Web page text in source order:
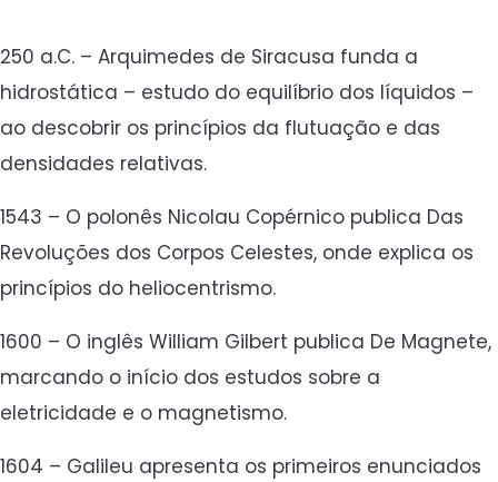
250 a.C. – Arquimedes de Siracusa funda a
hidrostática – estudo do equilíbrio dos líquidos –
ao descobrir os princípios da flutuação e das
densidades relativas.
1543 – O polonês Nicolau Copérnico publica Das
Revoluções dos Corpos Celestes, onde explica os
princípios do heliocentrismo.
1600 – O inglês William Gilbert publica De Magnete,
marcando o início dos estudos sobre a
eletricidade e o magnetismo.
1604 – Galileu apresenta os primeiros enunciados